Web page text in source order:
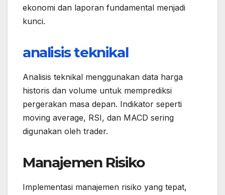
ekonomi dan laporan fundamental menjadi
kunci.
analisis teknikal
Analisis teknikal menggunakan data harga
historis dan volume untuk memprediksi
pergerakan masa depan. Indikator seperti
moving average, RSI, dan MACD sering
digunakan oleh trader.
Manajemen Risiko
Implementasi manajemen risiko yang tepat,